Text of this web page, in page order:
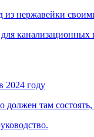
из нержавейки
2024 году
там